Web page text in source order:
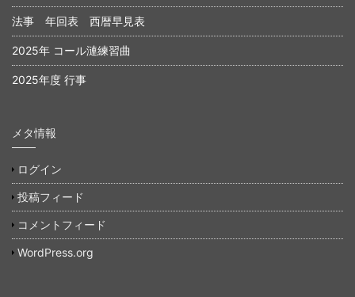
法事 年回表 西暦早見表
2025年 コール漣練習曲
2025年度 行事
メタ情報
ログイン
投稿フィード
コメントフィード
WordPress.org